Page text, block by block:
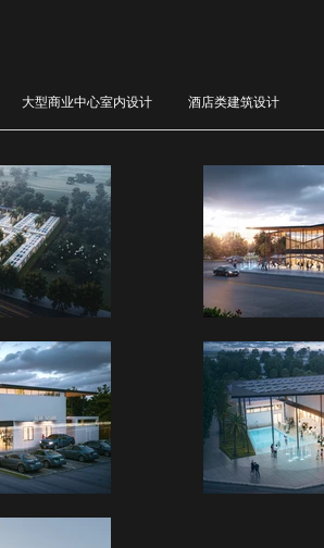
大型商业中心室内设计 酒店类建筑设计